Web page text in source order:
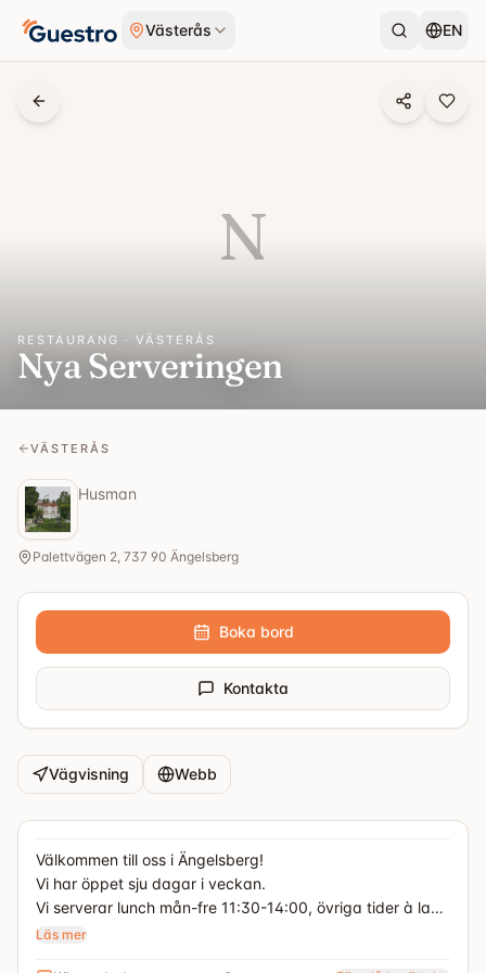
Västerås EN
N
RESTAURANG · VÄSTERÅS
Nya Serveringen
VÄSTERÅS
Husman
Palettvägen 2, 737 90 Ängelsberg
Boka bord
Kontakta
Vägvisning Webb
Välkommen till oss i Ängelsberg!
Vi har öppet sju dagar i veckan.
Vi serverar lunch mån-fre 11:30-14:00, övriga tider à la
carte-meny.
Läs mer